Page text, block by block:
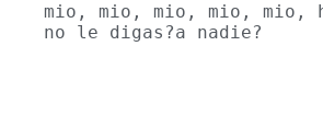
mio, mio, mio, mio, mio,
no le digas?a nadie?